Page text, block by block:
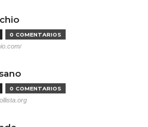
0 COMENTARIOS
0 COMENTARIOS